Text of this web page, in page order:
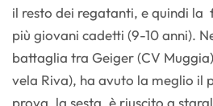
il resto dei regatanti, e quindi la
più giovani cadetti (9-10 anni).
battaglia tra Geiger (CV
vela Riva), ha avuto la meglio il
prova, la sesta, è riuscito a